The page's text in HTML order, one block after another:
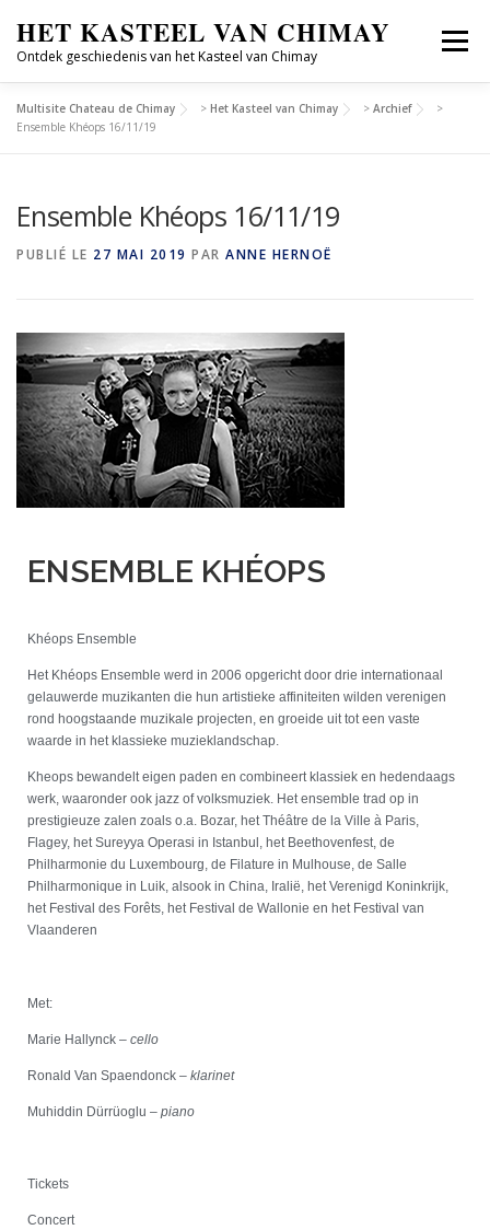
HET KASTEEL VAN CHIMAY
Ontdek geschiedenis van het Kasteel van Chimay
Menu
ONTDEKKEN
CULTUREEL SEIZOEN GESCHIEDENIS
Multisite Chateau de Chimay > Het Kasteel van Chimay > Archief
>
Ensemble Khéops 16/11/19
Ensemble Khéops 16/11/19
PUBLIÉ LE 27 MAI 2019 PAR ANNE HERNOË
ENSEMBLE KHÉOPS
Khéops Ensemble
Het Khéops Ensemble werd in 2006 opgericht door drie internationaal
gelauwerde muzikanten die hun artistieke affiniteiten wilden verenigen
rond hoogstaande muzikale projecten, en groeide uit tot een vaste
waarde in het klassieke muzieklandschap.
Kheops bewandelt eigen paden en combineert klassiek en hedendaags
werk, waaronder ook jazz of volksmuziek. Het ensemble trad op in
prestigieuze zalen zoals o.a. Bozar, het Théâtre de la Ville à Paris,
Flagey, het Sureyya Operasi in Istanbul, het Beethovenfest, de
Philharmonie du Luxembourg, de Filature in Mulhouse, de Salle
Philharmonique in Luik, alsook in China, Iralië, het Verenigd Koninkrijk,
het Festival des Forêts, het Festival de Wallonie en het Festival van
Vlaanderen
Met:
Marie Hallynck – cello
Ronald Van Spaendonck – klarinet
Muhiddin Dürrüoglu – piano
Tickets
Concert